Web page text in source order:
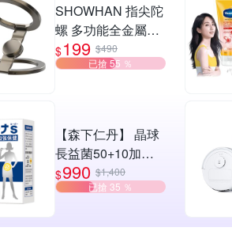
SHOWHAN 指尖陀
螺 多功能全金屬磁
吸摺疊手機支架
S13
$199 $490
已搶 55 ％
【森下仁丹】 晶球
長益菌50+10加強
保健(30包/盒)
$990 $1,400
已搶 35 ％